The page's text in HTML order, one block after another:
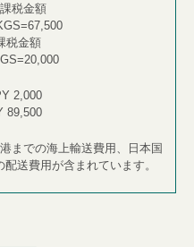
税金額
税金額
2,000​
89,500​
までの海上輸送費用、
日本国
配送費用 が含まれています。